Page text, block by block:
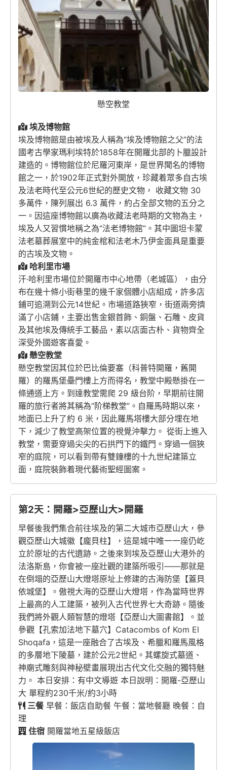
懸空教堂
埃及博物館
埃及博物館是由被埃及人稱為“埃及博物館之父”的法
國考古學家瑪利埃特於1858年在開羅北部的卜臘設計
建造的。博物館位於尼羅河東岸，是世界聞名的博物
館之一，於1902年正式對外開放，珍藏着眾多自古埃
及法老時代至公元6世紀的歷史文物， 收藏文物 30
多萬件，陳列展出 6.3 萬件，約占全部文物的五分之
一。因這座博物館以廣為收藏法老時期的文物為主，
埃及人又習慣地稱之為“法老博物館”。其中圖坦卡蒙
法老墓葬展室中的純金棺和法老木乃伊金面具是重要
的古埃及文物。
哈利里市場
汗·哈利里市場位於開羅市中心地帶（老城區），由分
布在幾十條小街巷里的幾千家個體小店組成，許多店
鋪可追溯到公元14世紀。市場道路狹窄，街道兩旁擠
滿了小店鋪，主要出售金銀首飾、銅盤、石雕、皮貨
及其他埃及傳統手工藝品，素以店面古朴、貨物齊全
深受外國遊客喜愛。
懸空教堂
懸空教堂因其位於巴比倫要塞（科普特開羅，舊開
羅）的羅馬堡壘門樓上方而得名，教堂中殿懸掛在一
條通道上方。到達教堂需爬 29 級台阶，早期前往開
羅的旅行者將其稱為“阶梯教堂”。自羅馬時期以來，
地面已上升了約 6 米，因此羅馬塔樓大部分埋在地
下，減少了教堂高架位置的視覺沖擊力。 從街上進入
教堂，需要穿過尖尖的石拱門下的鐵門。穿過一個狹
窄的庭院，可以看到帶有雙鐘樓的十九世紀建築立
面，庭院裝飾着現代藝術聖經圖案。
第2天：開羅>亞歷山大>開羅
早餐後我們集合前往埃及的第二大城市亞歷山大，參
觀亞歷山大城徽【龐貝柱】，這是城中唯一一座仍屹
立於原址的古代遺跡。之後來到埃及亞歷山大港外的
法洛斯島，你會被一座壯觀的建築所吸引——那就是
在倒塌的亞歷山大燈塔原址上修建的古海防堡【蓋貝
依城堡】。傲視大海的亞歷山大燈塔，作為當時世界
上最高的人工建築，被列入古代世界七大奇跡。隨後
我們將外觀人類智慧的燈塔【亞歷山大圖書館】。並
參觀【孔索加法地下墓穴】Catacombs of Kom El
Shoqafa，這是一座融合了古埃及、希臘和羅馬風格
的多層地下陵墓，建於公元2世紀。其螺旋式墓道、
神廟式雕刻與神秘壁畫展現出古代文化交融的獨特魅
力。 本日安排：有中文導遊 本日說明：開羅-亞歷山
大 單程約230千米/約3小時
三餐早餐：飯店自助餐 午餐：當地餐廳 晚餐：自
理
住宿 開羅當地五星級飯店